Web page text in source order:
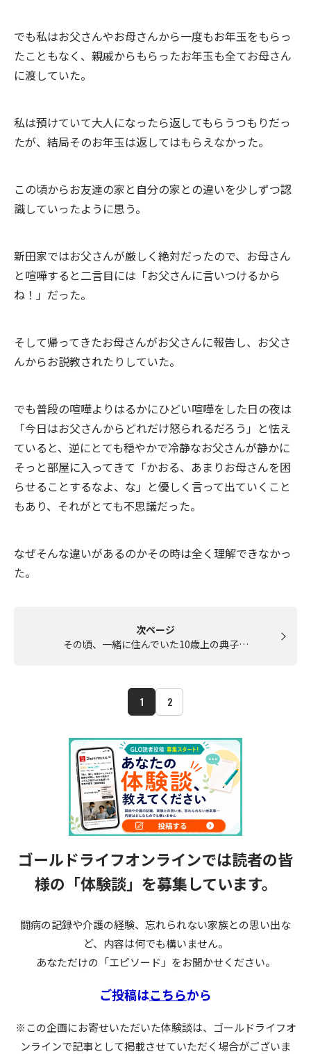
でも私はお父さんやお母さんから一度もお年玉をもらっ
たこともなく、親戚からもらったお年玉も全てお母さん
に渡していた。
私は預けていて大人になったら返してもらうつもりだっ
たが、結局そのお年玉は返してはもらえなかった。
この頃からお友達の家と自分の家との違いを少しずつ認
識していったように思う。
新田家ではお父さんが厳しく絶対だったので、お母さん
と喧嘩すると二言目には「お父さんに言いつけるから
ね！」だった。
そして帰ってきたお母さんがお父さんに報告し、お父さ
んからお説教されたりしていた。
でも普段の喧嘩よりはるかにひどい喧嘩をした日の夜は
「今日はお父さんからどれだけ怒られるだろう」と怯え
ていると、逆にとても穏やかで冷静なお父さんが静かに
そっと部屋に入ってきて「かおる、あまりお母さんを困
らせることするなよ、な」と優しく言って出ていくこと
もあり、それがとても不思議だった。
なぜそんな違いがあるのかその時は全く理解できなかっ
た。
次ページ
その頃、一緒に住んでいた10歳上の典子…
1 2
ゴールドライフオンラインでは読者の皆
様の 「体験談」を募集しています。
闘病の記録や介護の経験、忘れられない家族との思い出な
ど、内容は何でも構いません。
あなただけの「エピソード」をお聞かせください。
ご投稿はこちらから
※この企画にお寄せいただいた体験談は、ゴールドライフオ
ンラインで記事として掲載させていただく場合がございま